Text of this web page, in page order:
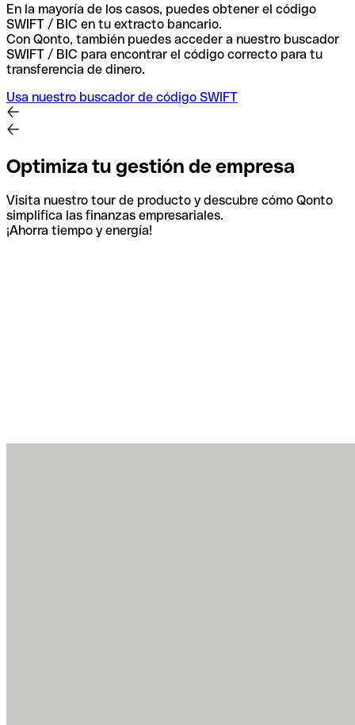
En la mayoría de los casos, puedes obtener el código
SWIFT / BIC en tu extracto bancario.
Con Qonto, también puedes acceder a nuestro buscador
SWIFT / BIC para encontrar el código correcto para tu
transferencia de dinero.
Usa nuestro buscador de código SWIFT
Optimiza tu gestión de empresa
Visita nuestro tour de producto y descubre cómo Qonto
simplifica las finanzas empresariales.
¡Ahorra tiempo y energía!